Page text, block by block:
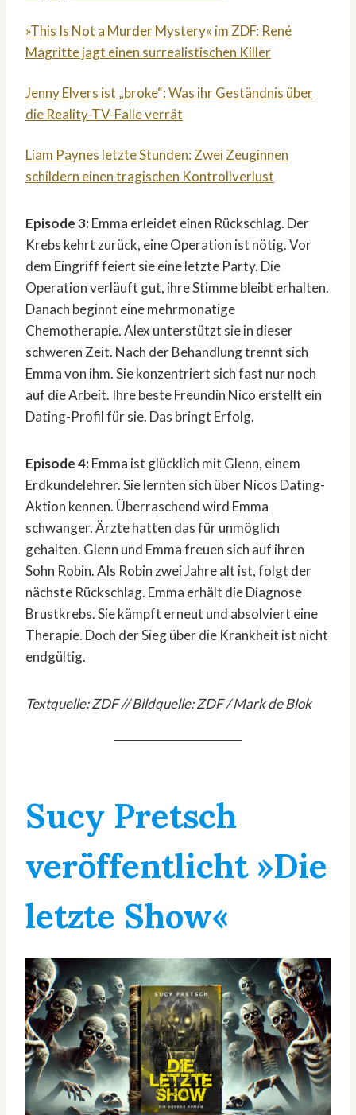
»This Is Not a Murder Mystery« im ZDF: René
Magritte jagt einen surrealistischen Killer
Jenny Elvers ist „broke“: Was ihr Geständnis über
die Reality-TV-Falle verrät
Liam Paynes letzte Stunden: Zwei Zeuginnen
schildern einen tragischen Kontrollverlust
Episode 3:Emma erleidet einen Rückschlag. Der
Krebs kehrt zurück, eine Operation ist nötig. Vor
dem Eingriff feiert sie eine letzte Party. Die
Operation verläuft gut, ihre Stimme bleibt erhalten.
Danach beginnt eine mehrmonatige
Chemotherapie. Alex unterstützt sie in dieser
schweren Zeit. Nach der Behandlung trennt sich
Emma von ihm. Sie konzentriert sich fast nur noch
auf die Arbeit. Ihre beste Freundin Nico erstellt ein
Dating-Profil für sie. Das bringt Erfolg.
Episode 4:Emma ist glücklich mit Glenn, einem
Erdkundelehrer. Sie lernten sich über Nicos Dating-
Aktion kennen. Überraschend wird Emma
schwanger. Ärzte hatten das für unmöglich
gehalten. Glenn und Emma freuen sich auf ihren
Sohn Robin. Als Robin zwei Jahre alt ist, folgt der
nächste Rückschlag. Emma erhält die Diagnose
Brustkrebs. Sie kämpft erneut und absolviert eine
Therapie. Doch der Sieg über die Krankheit ist nicht
endgültig.
Textquelle: ZDF // Bildquelle: ZDF / Mark de Blok
Sucy Pretsch
veröffentlicht »Die
letzte Show«